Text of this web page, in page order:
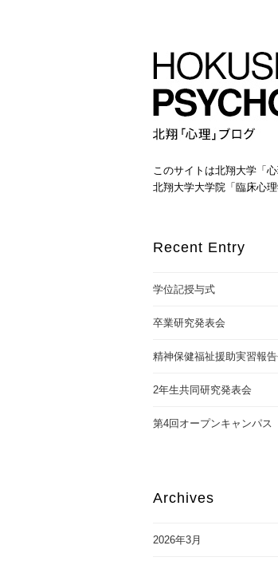
このサイトは北翔大学「
北翔大学大学院「臨床心
Recent Entry
学位記授与式
卒業研究発表会
精神保健福祉援助実習報
2年生共同研究発表会
第4回オープンキャンパス
Archives
2026年3月